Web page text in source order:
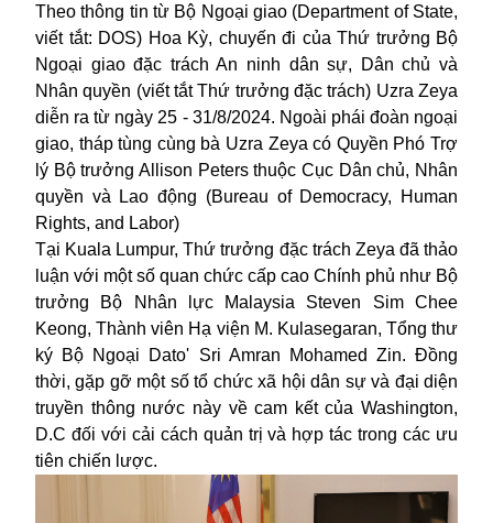
Theo thông tin từ Bộ Ngoại giao (Department of State,
viết tắt: DOS) Hoa Kỳ, chuyến đi của Thứ trưởng Bộ
Ngoại giao đặc trách An ninh dân sự, Dân chủ và
Nhân quyền (viết tắt Thứ trưởng đặc trách) Uzra Zeya
diễn ra từ ngày 25 - 31/8/2024. Ngoài phái đoàn ngoại
giao, tháp tùng cùng bà Uzra Zeya có Quyền Phó Trợ
lý Bộ trưởng Allison Peters thuộc Cục Dân chủ, Nhân
quyền và Lao động (Bureau of Democracy, Human
Rights, and Labor)
Tại Kuala Lumpur, Thứ trưởng đặc trách Zeya đã thảo
luận với một số quan chức cấp cao Chính phủ như Bộ
trưởng Bộ Nhân lực Malaysia Steven Sim Chee
Keong, Thành viên Hạ viện M. Kulasegaran, Tổng thư
ký Bộ Ngoại Dato' Sri Amran Mohamed Zin. Đồng
thời, gặp gỡ một số tổ chức xã hội dân sự và đại diện
truyền thông nước này về cam kết của Washington,
D.C đối với cải cách quản trị và hợp tác trong các ưu
tiên chiến lược.